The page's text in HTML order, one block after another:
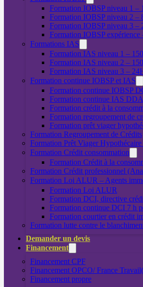
Formation IOBSP niveau 1 –
Formation IOBSP niveau 2 –
Formation IOBSP niveau 3 –
Formation IOBSP expérience
Formations IAS
Formation IAS niveau 1 –
Formation IAS niveau 2 –
Formation IAS niveau 3 –
Formation continue IOBSP et IAS
Formation continue IOBSP
Formation continue IAS
Formation crédit à la
Formation regroupement de
Formation prêt viager
Formation Regroupement de Crédits
Formation Prêt Viager
Formation Crédit consommation
Formation Crédit à la
Formation Crédit professionnel
Formation Loi ALUR – Agents
Formation Loi ALUR
Formation DCI, directive
Formation continue DCI 7 h
Formation courtier en crédit
Formation lutte contre le
Demander un devis
Financement
Financement CPF
Financement OPCO/ France
Financement propre